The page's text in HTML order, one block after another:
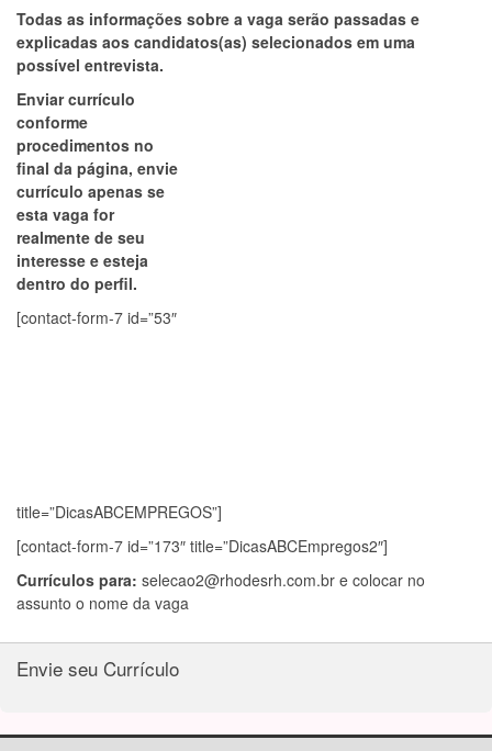
Todas as informações sobre a vaga serão passadas e
explicadas aos candidatos(as) selecionados em uma
possível entrevista.
Enviar currículo
conforme
procedimentos no
final da página, envie
currículo apenas se
esta vaga for
realmente de seu
interesse e esteja
dentro do perfil.
[contact-form-7 id=”53″
title=”DicasABCEMPREGOS”]
[contact-form-7 id=”173″ title=”DicasABCEmpregos2″]
Currículos para: selecao2@rhodesrh.com.br e colocar no
assunto o nome da vaga
Envie seu Currículo